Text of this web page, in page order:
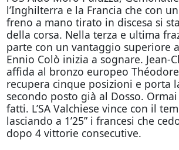
l’Inghilterra e la Francia che con
freno a mano tirato in discesa si
della corsa. Nella terza e ultima
parte con un vantaggio superiore
Ennio Colò inizia a sognare. Jean-
affida al bronzo europeo
recupera cinque posizioni e porta
secondo posto già al Dosso.
fatti. L’SA Valchiese vince con il
lasciando a 1’25” i francesi che
dopo 4 vittorie consecutive.